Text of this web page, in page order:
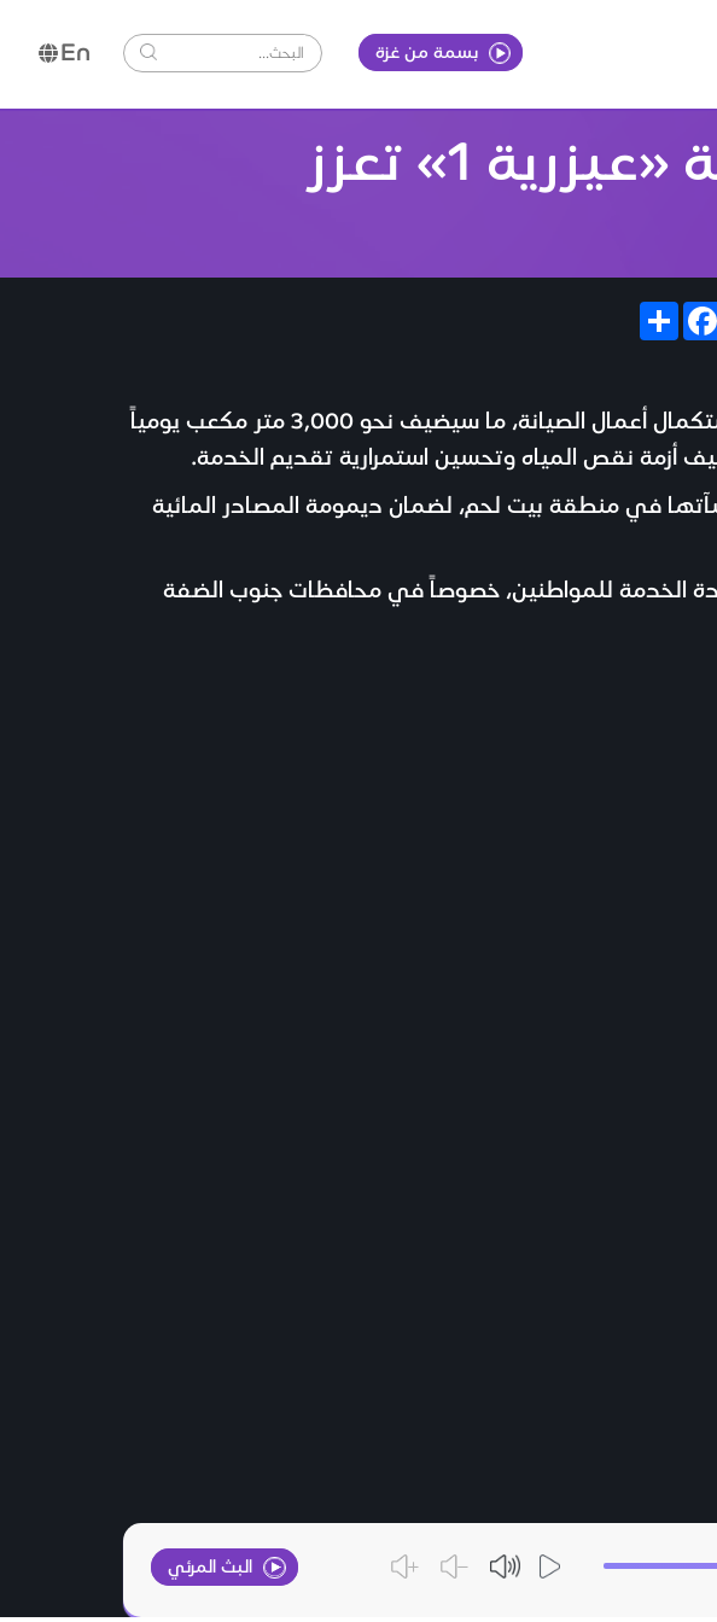
بسمة من غزة En
البث المرئي
سلطة المياه: إعادة تشغيل مضخة «عيزرية 1» تعزز
Share
راديو بسمة - أعادت سلطة المياه تشغيل مضخة الدفع في محطة عيزرية 1 بعد استكمال أعمال الصيانة، ما سيضيف نحو 3,000 متر مكعب يومياً
نقص المياه وتحسين استمرارية تقديم الخدمة.
في منطقة بيت لحم، لضمان ديمومة المصادر المائية
الخدمة للمواطنين، خصوصاً في محافظات جنوب الضفة